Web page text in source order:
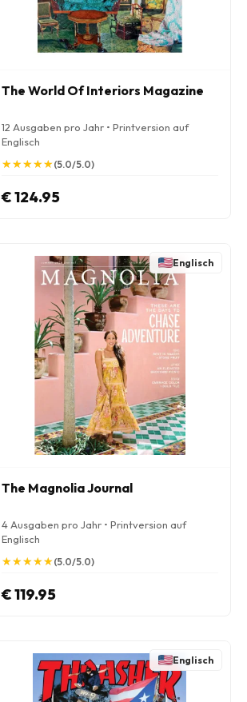
The World Of Interiors Magazine
12 Ausgaben pro Jahr • Printversion auf
Englisch
★
★★
★★
★★
★★
★(5.0/5.0)
€ 124.95
Englisch
The Magnolia Journal
4 Ausgaben pro Jahr • Printversion auf
Englisch
★
★★
★★
★★
★★
★(5.0/5.0)
€ 119.95
Englisch